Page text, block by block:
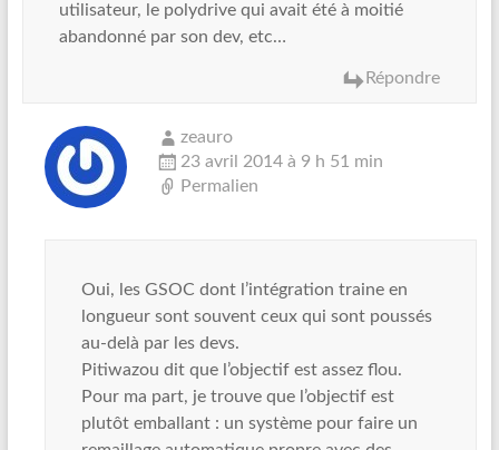
utilisateur, le polydrive qui avait été à moitié
abandonné par son dev, etc…
Répondre
zeauro
23 avril 2014 à 9 h 51 min
Permalien
Oui, les GSOC dont l’intégration traine en
longueur sont souvent ceux qui sont poussés
au-delà par les devs.
Pitiwazou dit que l’objectif est assez flou.
Pour ma part, je trouve que l’objectif est
plutôt emballant : un système pour faire un